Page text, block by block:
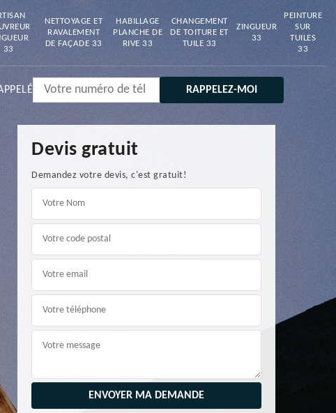
33
NETTOYAGE ET
RAVALEMENT
DE FAÇADE 33
HABILLAGE
PLANCHE DE
RIVE 33
CHANGEMENT
DE TOITURE ET
TUILE 33
ZINGUEUR
33
PEINTURE
SUR
TUILES
33
Devis gratuit
Demandez votre devis, c'est gratuit!